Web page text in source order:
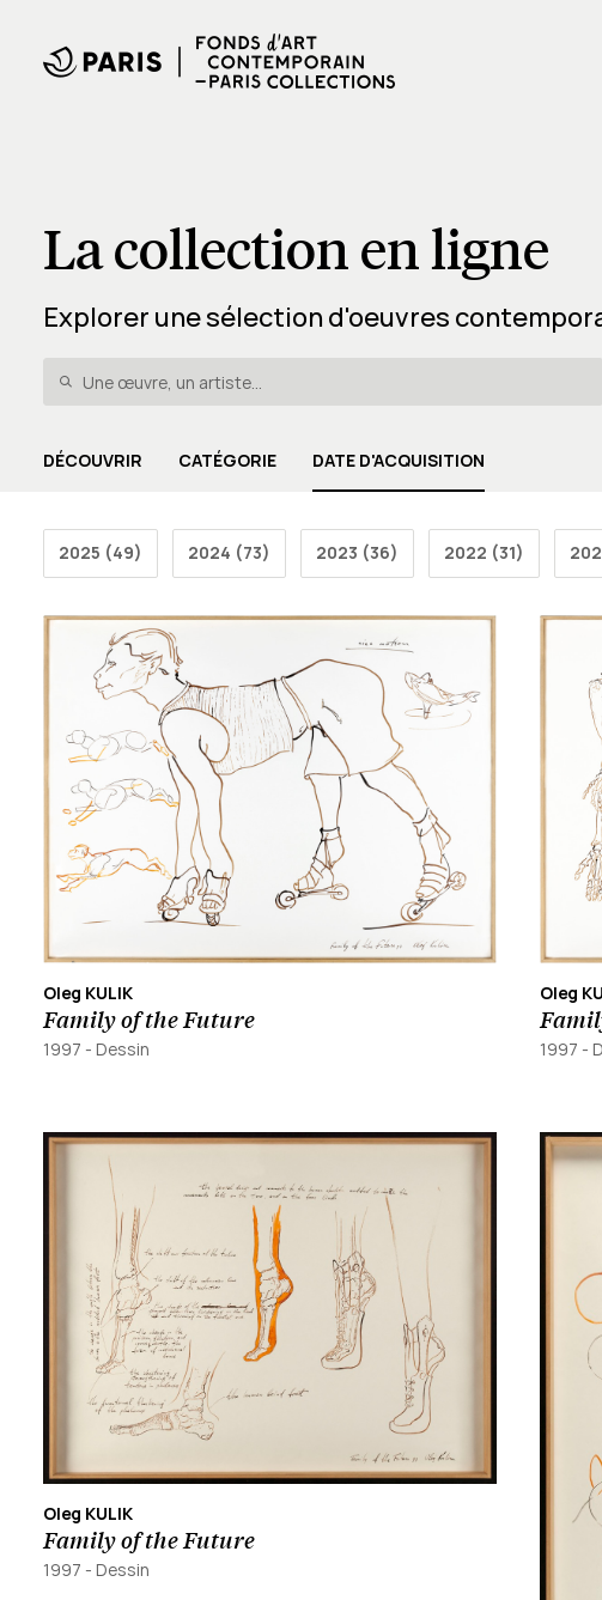
La collection en ligne
Explorer une sélection d'oeuvres
DÉCOUVRIR CATÉGORIE DATE D'ACQUISITION
2025 (49) 2024 (73) 2023 (36) 2022 (31)
Oleg KULIK
Family of the Future
1997 - Dessin
Oleg
1997 -
Oleg KULIK
Family of the Future
1997 - Dessin